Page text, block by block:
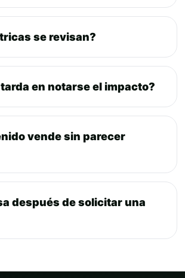
se revisan?
en notarse el impacto?
vende sin parecer
después de solicitar una